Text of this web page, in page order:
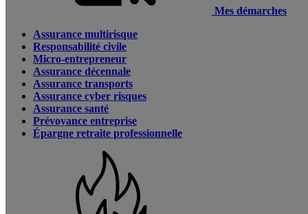
Mes démarches
Assurance multirisque
Responsabilité civile
Micro-entrepreneur
Assurance décennale
Assurance transports
Assurance cyber risques
Assurance santé
Prévoyance entreprise
Épargne retraite professionnelle